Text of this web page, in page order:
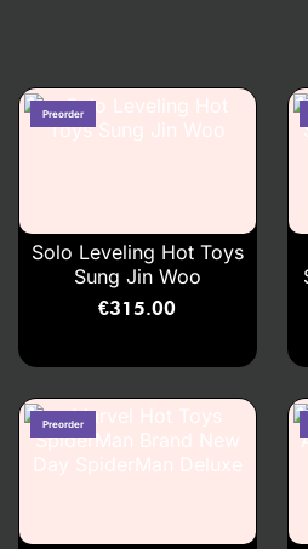
Solo Leveling Hot Toys
Sung Jin Woo
€315.00